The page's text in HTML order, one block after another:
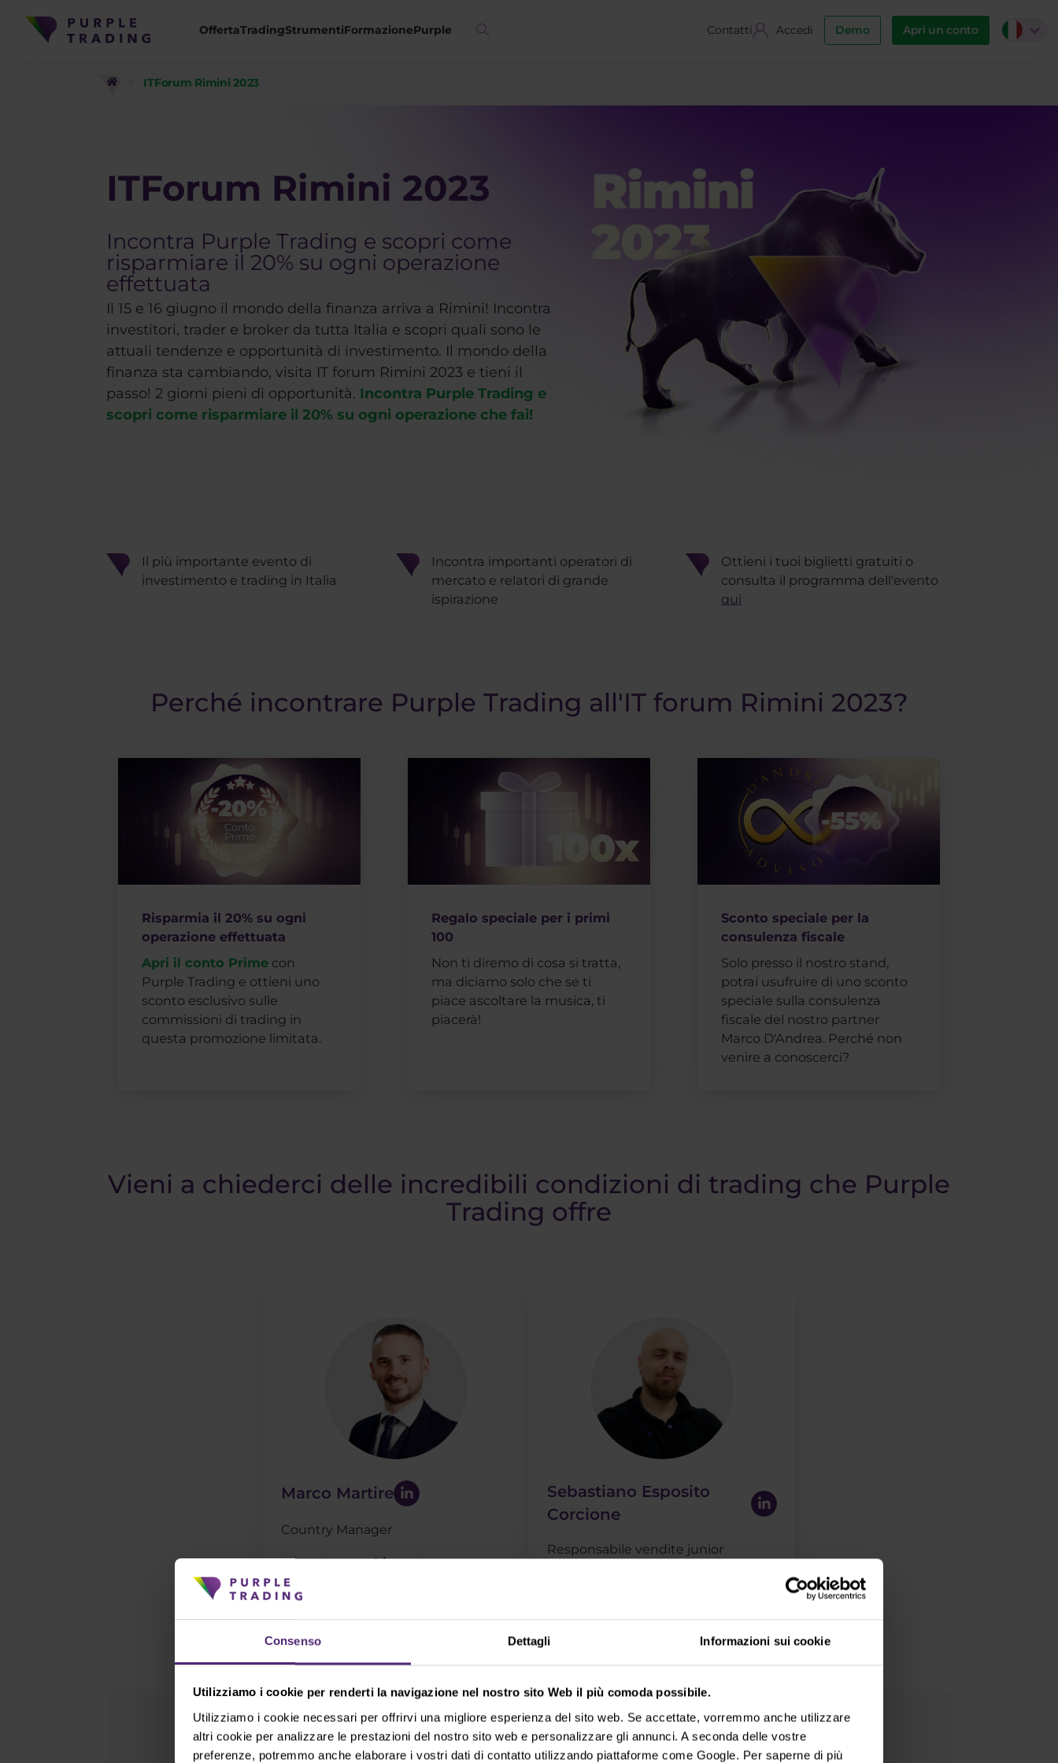
Consenso Dettagli Informazioni sui cookie
Utilizziamo i cookie per renderti la navigazione nel nostro sito Web il più comoda possibile.
Utilizziamo i cookie necessari per offrirvi una migliore esperienza del sito web. Se accettate, vorremmo anche utilizzare
altri cookie per analizzare le prestazioni del nostro sito web e personalizzare gli annunci. A seconda delle vostre
preferenze, potremmo anche elaborare i vostri dati di contatto utilizzando piattaforme come Google. Per saperne di più
OffertaTradingStrumentiFormazionePurple Contatti Accedi Demo Apri un conto
ITForum Rimini 2023
ITForum Rimini 2023
Incontra Purple Trading e scopri come
risparmiare il 20% su ogni operazione
effettuata
Il 15 e 16 giugno il mondo della finanza arriva a Rimini! Incontra
investitori, trader e broker da tutta Italia e scopri quali sono le
attuali tendenze e opportunità di investimento. Il mondo della
finanza sta cambiando, visita IT forum Rimini 2023 e tieni il
passo! 2 giorni pieni di opportunità. Incontra Purple Trading e
scopri come risparmiare il 20% su ogni operazione che fai!
Il più importante evento di
investimento e trading in Italia
Incontra importanti operatori di
mercato e relatori di grande
ispirazione
Ottieni i tuoi biglietti gratuiti o
consulta il programma dell'evento
qui
Perché incontrare Purple Trading all'IT forum Rimini 2023?
Risparmia il 20% su ogni
operazione effettuata
Apri il conto Prime con
Purple Trading e ottieni uno
sconto esclusivo sulle
commissioni di trading in
questa promozione limitata.
Regalo speciale per i primi
100
Non ti diremo di cosa si tratta,
ma diciamo solo che se ti
piace ascoltare la musica, ti
piacerà!
Sconto speciale per la
consulenza fiscale
Solo presso il nostro stand,
potrai usufruire di uno sconto
speciale sulla consulenza
fiscale del nostro partner
Marco D'Andrea. Perché non
venire a conoscerci?
Vieni a chiederci delle incredibili condizioni di trading che Purple
Trading offre
Marco Martire
Country Manager
Prenota una chiamata
Sebastiano Esposito
Corcione
Responsabile vendite junior
Informazioni su Purple Trading